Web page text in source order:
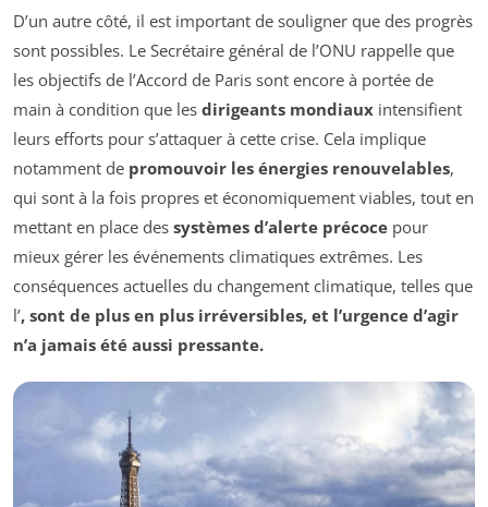
D’un autre côté, il est important de souligner que des progrès
sont possibles. Le Secrétaire général de l’ONU rappelle que
les objectifs de l’Accord de Paris sont encore à portée de
main à condition que les dirigeants mondiaux intensifient
leurs efforts pour s’attaquer à cette crise. Cela implique
notamment de promouvoir les énergies renouvelables,
qui sont à la fois propres et économiquement viables, tout en
mettant en place des systèmes d’alerte précoce pour
mieux gérer les événements climatiques extrêmes. Les
conséquences actuelles du changement climatique, telles que
l’, sont de plus en plus irréversibles, et l’urgence d’agir
n’a jamais été aussi pressante.